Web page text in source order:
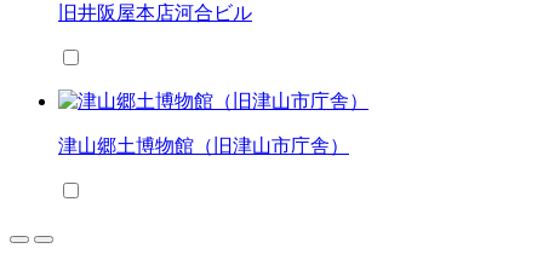
旧井阪屋本店河合ビル
津山郷土博物館（旧津山市庁舎）